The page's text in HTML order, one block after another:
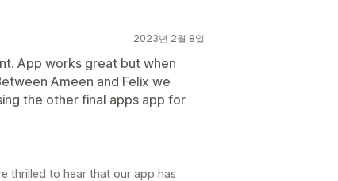
2023년 2월 8일
App works great but when
Ameen and Felix we
the other final apps app for
thrilled to hear that our app has